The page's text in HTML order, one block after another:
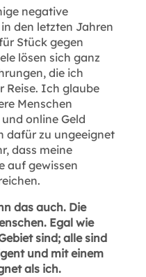
negative
den letzten Jahren
Stück gegen
lösen sich ganz
die ich
Reise. Ich glaube
Menschen
online Geld
dafür zu ungeeignet
dass meine
auf gewissen
das auch. Die
Egal wie
sind; alle sind
und mit einem
als ich.